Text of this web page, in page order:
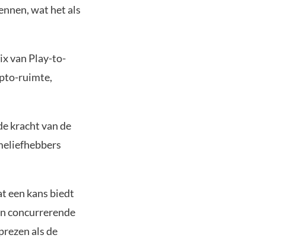
wat het als
van Play-to-
ruimte,
kracht van de
een kans biedt
concurrerende
als de